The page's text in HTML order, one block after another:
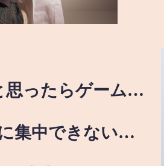
思ったらゲーム…
集中できない…